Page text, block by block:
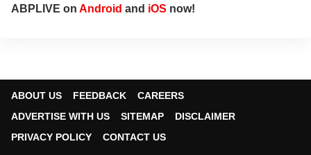
ABPLIVE on Android and iOS now!
ABOUT US FEEDBACK
CAREERS
ADVERTISE WITH US
SITEMAP
DISCLAIMER
PRIVACY POLICY
CONTACT US